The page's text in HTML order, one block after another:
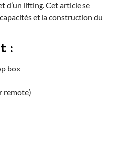
d’un lifting. Cet article se
et la construction du
:
box
remote)